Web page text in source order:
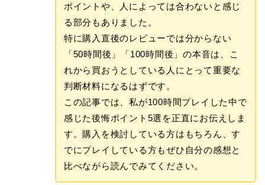
ポイントや、人によっては合わないと感じ
る部分もありました。
特に購入直後のレビューでは分からない
「50時間後」「100時間後」の本音は、こ
れから買おうとしている人にとって重要な
判断材料になるはずです。
この記事では、私が100時間プレイした中で
感じた後悔ポイント5選を正直にお伝えしま
す。購入を検討している方はもちろん、す
でにプレイしている方もぜひ自分の感想と
比べながら読んでみてください。